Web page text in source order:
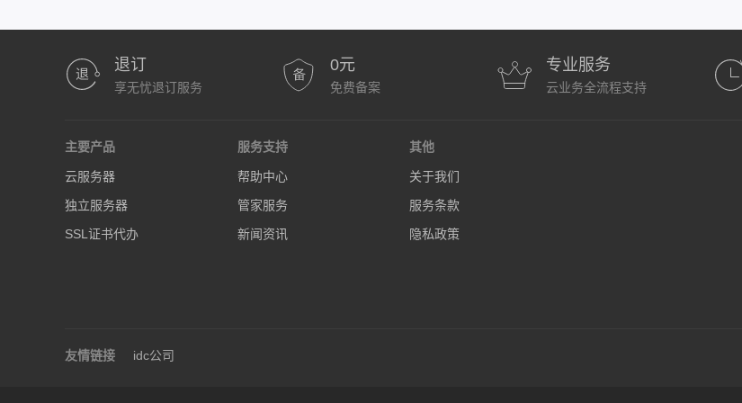
退订
享无忧退订服务
0元
免费备案
专业服务
云业务全流程支持
主要产品
云服务器
独立服务器
SSL证书代办
服务支持
帮助中心
管家服务
新闻资讯
其他
关于我们
服务条款
隐私政策
友情链接 idc公司